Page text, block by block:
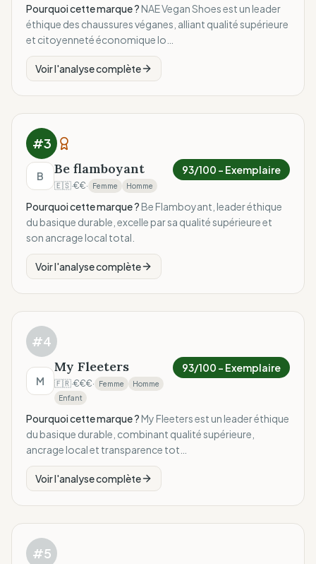
Pourquoi cette marque ?NAE Vegan Shoes est un leader
éthique des chaussures véganes, alliant qualité supérieure
et citoyenneté économique lo…
Voir l'analyse complète
#3
B Be flamboyant
🇪🇸·€€· Femme Homme
93/100 – Exemplaire
Pourquoi cette marque ?Be Flamboyant, leader éthique
du basique durable, excelle par sa qualité supérieure et
son ancrage local total.
Voir l'analyse complète
#4
M
My Fleeters
🇫🇷·€€€· Femme
Homme
Enfant
93/100 – Exemplaire
Pourquoi cette marque ?My Fleeters est un leader éthique
du basique durable, combinant qualité supérieure,
ancrage local et transparence tot…
Voir l'analyse complète
#5